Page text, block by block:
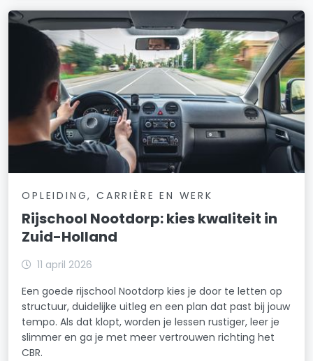
OPLEIDING, CARRIÈRE EN WERK
Rijschool Nootdorp: kies kwaliteit in
Zuid-Holland
11 april 2026
Een goede rijschool Nootdorp kies je door te letten op
structuur, duidelijke uitleg en een plan dat past bij jouw
tempo. Als dat klopt, worden je lessen rustiger, leer je
slimmer en ga je met meer vertrouwen richting het
CBR.